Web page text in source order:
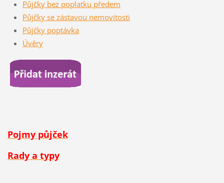
Půjčky bez poplatku předem
Půjčky se zástavou nemovitosti
Půjčky poptávka
Úvěry
Pojmy půjček
Rady a typy